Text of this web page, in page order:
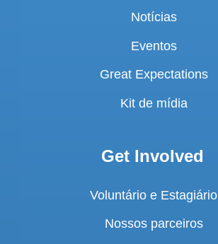
Notícias
Eventos
Great Expectations
Kit de mídia
Get Involved
Voluntário e Estagiário
Nossos parceiros